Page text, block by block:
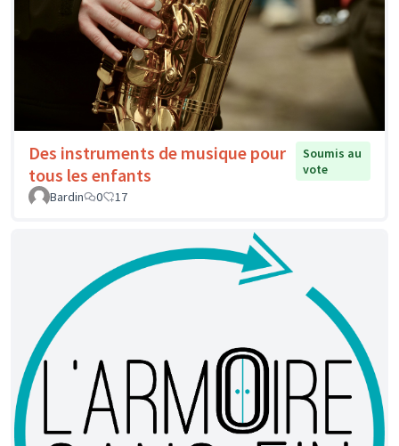
Des instruments de musique pour
tous les enfants
Soumis au
vote
Bardin
0 17